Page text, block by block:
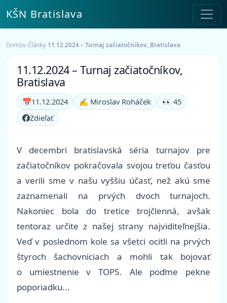
KŠN Bratislava
Domov›Články›11.12.2024 – Turnaj začiatočníkov, Bratislava
11.12.2024 – Turnaj začiatočníkov,
Bratislava
📅11.12.2024 ✍️ Miroslav Roháček
👀 45
Zdieľať
V decembri bratislavská séria turnajov pre
začiatočníkov pokračovala svojou treťou časťou
a verili sme v našu vyššiu účasť, než akú sme
zaznamenali na prvých dvoch turnajoch.
Nakoniec bola do tretice trojčlenná, avšak
tentoraz určite z našej strany najviditeľnejšia.
Veď v poslednom kole sa všetci ocitli na prvých
štyroch šachovniciach a mohli tak bojovať
o umiestnenie v TOP5. Ale poďme pekne
poporiadku...